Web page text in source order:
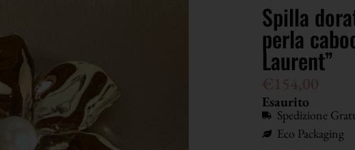
Spilla
perla
Laurent”
€154,00
Esaurito
Spedizione
Eco Packaging